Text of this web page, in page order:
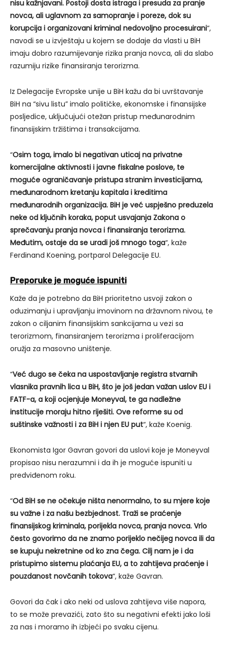
nisu kažnjavani. Postoji dosta istraga i presuda za pranje
novca, ali uglavnom za samopranje i poreze, dok su
korupcija i organizovani kriminal nedovoljno procesuirani“,
navodi se u izvještaju u kojem se dodaje da vlasti u BiH
imaju dobro razumijevanje rizika pranja novca, ali da slabo
razumiju rizike finansiranja terorizma.
Iz Delegacije Evropske unije u BiH kažu da bi uvrštavanje
BiH na “sivu listu” imalo političke, ekonomske i finansijske
posljedice, uključujući otežan pristup međunarodnim
finansijskim tržištima i transakcijama.
“Osim toga, imalo bi negativan uticaj na privatne
komercijalne aktivnosti i javne fiskalne poslove, te
moguće ograničavanje pristupa stranim investicijama,
međunarodnom kretanju kapitala i kreditima
međunarodnih organizacija. BiH je već uspješno preduzela
neke od ključnih koraka, poput usvajanja Zakona o
sprečavanju pranja novca i finansiranja terorizma.
Međutim, ostaje da se uradi još mnogo toga“, kaže
Ferdinand Koening, portparol Delegacije EU.
Preporuke je moguće ispuniti
Kaže da je potrebno da BiH prioritetno usvoji zakon o
oduzimanju i upravljanju imovinom na državnom nivou, te
zakon o ciljanim finansijskim sankcijama u vezi sa
terorizmom, finansiranjem terorizma i proliferacijom
oružja za masovno uništenje.
“Već dugo se čeka na uspostavljanje registra stvarnih
vlasnika pravnih lica u BiH, što je još jedan važan uslov EU i
FATF-a, a koji ocjenjuje Moneyval, te ga nadležne
institucije moraju hitno riješiti. Ove reforme su od
suštinske važnosti i za BiH i njen EU put“, kaže Koenig.
Ekonomista Igor Gavran govori da uslovi koje je Moneyval
propisao nisu nerazumni i da ih je moguće ispuniti u
predviđenom roku.
“Od BiH se ne očekuje ništa nenormalno, to su mjere koje
su važne i za našu bezbjednost. Traži se praćenje
finansijskog kriminala, porijekla novca, pranja novca. Vrlo
često govorimo da ne znamo porijeklo nečijeg novca ili da
se kupuju nekretnine od ko zna čega. Cilj nam je i da
pristupimo sistemu plaćanja EU, a to zahtijeva praćenje i
pouzdanost novčanih tokova“, kaže Gavran.
Govori da čak i ako neki od uslova zahtijeva više napora,
to se može prevazići, zato što su negativni efekti jako loši
za nas i moramo ih izbjeći po svaku cijenu.